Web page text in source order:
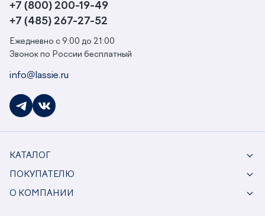
+7 (800) 200-19-49
+7 (485) 267-27-52
Ежедневно с 9:00 до 21:00
Звонок по России бесплатный
info@lassie.ru
КАТАЛОГ
ПОКУПАТЕЛЮ
О КОМПАНИИ